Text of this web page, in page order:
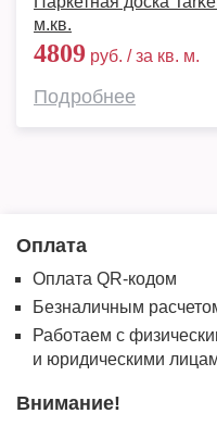
м.кв.
4809 руб. / за кв. м.
Подробнее
Оплата
Оплата QR-кодом
Безналичным
Работаем с
и юридическими
Внимание!